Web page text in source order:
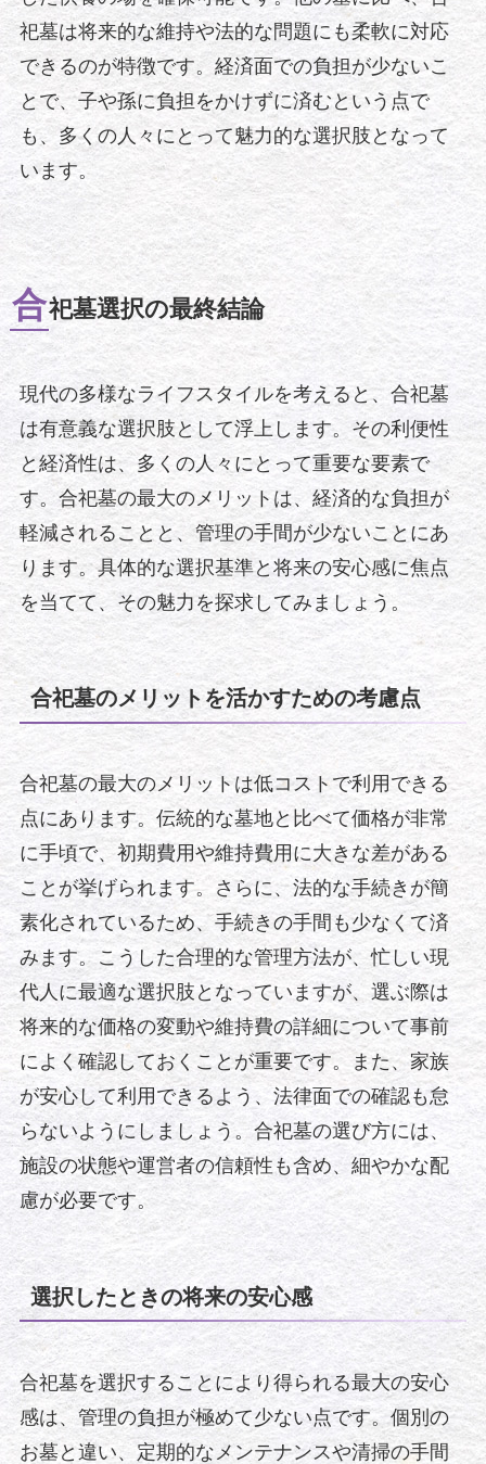
祀墓は将来的な維持や法的な問題にも柔軟に対応
できるのが特徴です。経済面での負担が少ないこ
とで、子や孫に負担をかけずに済むという点で
も、多くの人々にとって魅力的な選択肢となって
います。
合祀墓選択の最終結論
現代の多様なライフスタイルを考えると、合祀墓
は有意義な選択肢として浮上します。その利便性
と経済性は、多くの人々にとって重要な要素で
す。合祀墓の最大のメリットは、経済的な負担が
軽減されることと、管理の手間が少ないことにあ
ります。具体的な選択基準と将来の安心感に焦点
を当てて、その魅力を探求してみましょう。
合祀墓のメリットを活かすための考慮点
合祀墓の最大のメリットは低コストで利用できる
点にあります。伝統的な墓地と比べて価格が非常
に手頃で、初期費用や維持費用に大きな差がある
ことが挙げられます。さらに、法的な手続きが簡
素化されているため、手続きの手間も少なくて済
みます。こうした合理的な管理方法が、忙しい現
代人に最適な選択肢となっていますが、選ぶ際は
将来的な価格の変動や維持費の詳細について事前
によく確認しておくことが重要です。また、家族
が安心して利用できるよう、法律面での確認も怠
らないようにしましょう。合祀墓の選び方には、
施設の状態や運営者の信頼性も含め、細やかな配
慮が必要です。
選択したときの将来の安心感
合祀墓を選択することにより得られる最大の安心
感は、管理の負担が極めて少ない点です。個別の
お墓と違い、定期的なメンテナンスや清掃の手間